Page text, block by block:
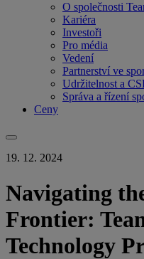
O společnosti
Kariéra
Investoři
Pro média
Vedení
Partnerství ve
Udržitelnost a
Správa a řízení
Ceny
19. 12. 2024
Navigating
Frontier:
Technology